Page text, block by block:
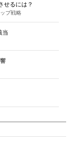
るには？
プ戦略
当